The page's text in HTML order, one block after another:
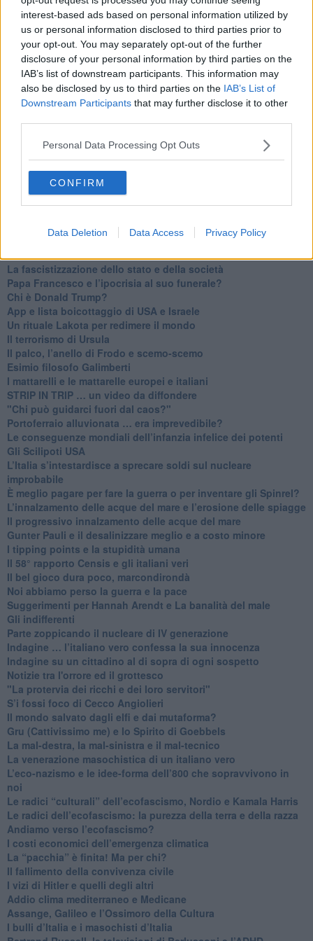
interest-based ads based on personal information utilized by
us or personal information disclosed to third parties prior to
your opt-out. You may separately opt-out of the further
disclosure of your personal information by third parties on the
IAB’s list of downstream participants. This information may
also be disclosed by us to third parties on the IAB’s List of
Downstream Participants that may further disclose it to other
Personal Data Processing Opt Outs
CONFIRM
Data Deletion Data Access Privacy Policy
Il velleitarismo di Trump, dell’UE e di Darwin
​Karen Horney e il ponte sullo Stretto
​I bulli vanno isolati
L’invertebrata von der Leyen e il Lula-risk
Trump soffre, la Corte dell'Aia è viva
​Il Nobel per la pace a Trump o all’Albanese? Questo è il
problema!
​Hilsenrath e le 9 omotipie tra Nazismo, Sionismo e
Americanismo" (4^ parte)
​Il terrore di Netanyahu e la strategia della tensione
Il mito della democratica Israele (prima parte)
​Finale di partita?
​Il voto del referendum e i due genocidi
Tu vuo’ fa l’americano con la legge spara-tutto!
La poesia contro gli orrori di CISL, Governo e sionisti
​La fascistizzazione dello stato e della società
Papa Francesco e l’ipocrisia al suo funerale?
​Chi è Donald Trump?
App e lista boicottaggio di USA e Israele
​Un rituale Lakota per redimere il mondo
Il terrorismo di Ursula
​Il palco, l’anello di Frodo e scemo-scemo
Esimio filosofo Galimberti
​I mattarelli e le mattarelle europei e italiani
​STRIP IN TRIP … un video da diffondere
"Chi può guidarci fuori dal caos?"
​Portoferraio alluvionata … era imprevedibile?
Le conseguenze mondiali dell’infanzia infelice dei potenti
​Gli Scilipoti USA
L’Italia s’intestardisce a sprecare soldi sul nucleare
improbabile
È meglio pagare per fare la guerra o per inventare gli Spinrel?
​L’innalzamento delle acque del mare e l’erosione delle spiagge
​Il progressivo innalzamento delle acque del mare
​Gunter Pauli e il desalinizzare meglio e a costo minore
I tipping points e la stupidità umana
​Il 58° rapporto Censis e gli italiani veri
​Il bel gioco dura poco, marcondirondà
Noi abbiamo perso la guerra e la pace
Suggerimenti per Hannah Arendt e La banalità del male
​Gli indifferenti
Parte zoppicando il nucleare di IV generazione
​Indagine … l’italiano vero confessa la sua innocenza
Indagine su un cittadino al di sopra di ogni sospetto
Notizie tra l'orrore ed il grottesco
"La protervia dei ricchi e dei loro servitori"
S’i fossi foco di Cecco Angiolieri
​Il mondo salvato dagli elfi e dai mutaforma?
Gru (Cattivissimo me) e lo Spirito di Goebbels
​La mal-destra, la mal-sinistra e il mal-tecnico
​La venerazione masochistica di un italiano vero
​L’eco-nazismo e le idee-forma dell’800 che sopravvivono in
noi
​Le radici “culturali” dell’ecofascismo, Nordio e Kamala Harris
Le radici dell’ecofascismo: la purezza della terra e della razza
Andiamo verso l’ecofascismo?
I costi economici dell’emergenza climatica
​La “pacchia” è finita! Ma per chi?
​Il fallimento della convivenza civile
​I vizi di Hitler e quelli degli altri
Addio clima mediterraneo e Medicane
​Assange, Galileo e l’Ossimoro della Cultura
​I bulli d’Italia e i masochisti d’Italia